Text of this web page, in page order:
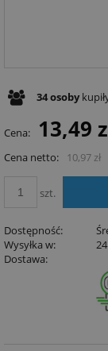
34osoby
Cena: 13,49
Cena netto: 10,97 zł
szt.
Dostępność:
Wysyłka w:
Dostawa: